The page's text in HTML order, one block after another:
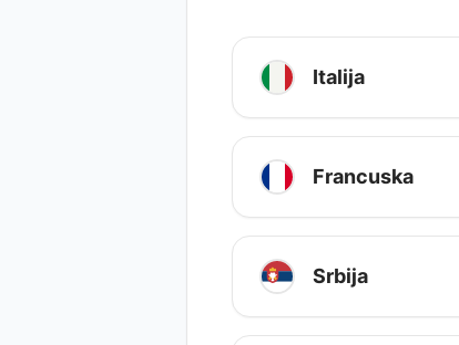
Italija
Francuska
Srbija